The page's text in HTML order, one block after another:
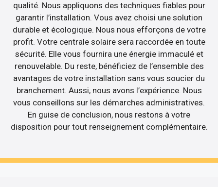
qualité. Nous appliquons des techniques fiables pour
garantir l’installation. Vous avez choisi une solution
durable et écologique. Nous nous efforçons de votre
profit. Votre centrale solaire sera raccordée en toute
sécurité. Elle vous fournira une énergie immaculé et
renouvelable. Du reste, bénéficiez de l’ensemble des
avantages de votre installation sans vous soucier du
branchement. Aussi, nous avons l’expérience. Nous
vous conseillons sur les démarches administratives.
En guise de conclusion, nous restons à votre
disposition pour tout renseignement complémentaire.